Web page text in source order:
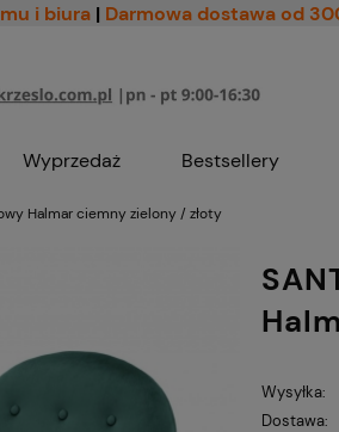
i biura | Darmowa dostawa od
Wyprzedaż Bestsellery
Halmar ciemny zielony / złoty
Wysyłka:
Dostawa: